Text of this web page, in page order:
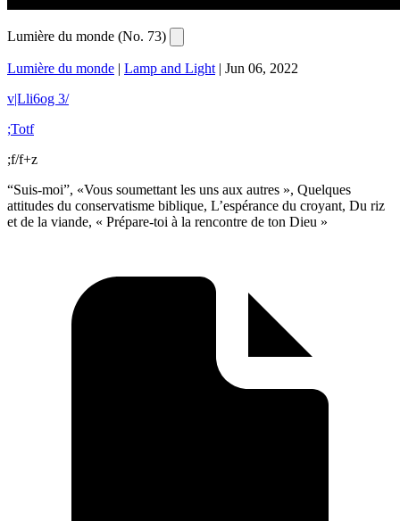
Lumière du monde (No. 73)
Lumière du monde | Lamp and Light | Jun 06, 2022
v|Lli6og 3/
;Totf
;f/f+z
“Suis-moi”, «Vous soumettant les uns aux autres », Quelques
attitudes du conservatisme biblique, L’espérance du croyant, Du riz
et de la viande, « Prépare-toi à la rencontre de ton Dieu »